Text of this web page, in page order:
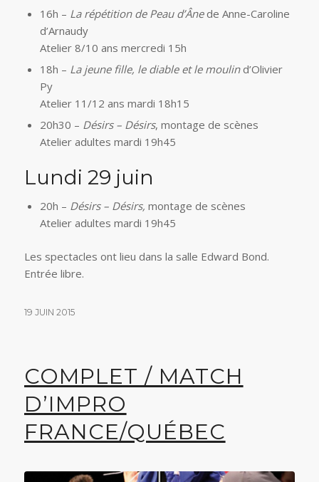
16h – La répétition de Peau d’Ânede Anne-Caroline
d’Arnaudy
Atelier 8/10 ans mercredi 15h
18h – La jeune fille, le diable et le moulind’Olivier
Py
Atelier 11/12 ans mardi 18h15
20h30 – Désirs – Désirs, montage de scènes
Atelier adultes mardi 19h45
Lundi 29 juin
20h – Désirs – Désirs, montage de scènes
Atelier adultes mardi 19h45
Les spectacles ont lieu dans la salle Edward Bond.
Entrée libre.
19 JUIN 2015
COMPLET / MATCH
D’IMPRO
FRANCE/QUÉBEC